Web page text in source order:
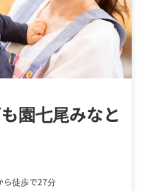
園七尾みなと
ら徒歩で27分